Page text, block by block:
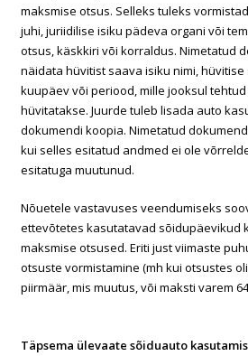
maksmise otsus. Selleks tuleks
juhi, juriidilise isiku pädeva organi või
otsus, käskkiri või korraldus. Nimetatud
näidata hüvitist saava isiku nimi,
kuupäev või periood, mille jooksul
hüvitatakse. Juurde tuleb lisada auto
dokumendi koopia. Nimetatud
kui selles esitatud andmed ei ole
esitatuga muutunud.
Nõuetele vastavuses veendumiseks
ettevõtetes kasutatavad sõidupäevikud
maksmise otsused. Eriti just viimaste
otsuste vormistamine (mh kui otsustes
piirmäär, mis muutus, või maksti varem
Täpsema ülevaate sõiduauto